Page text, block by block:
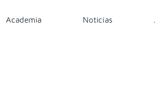
Academia Noticías